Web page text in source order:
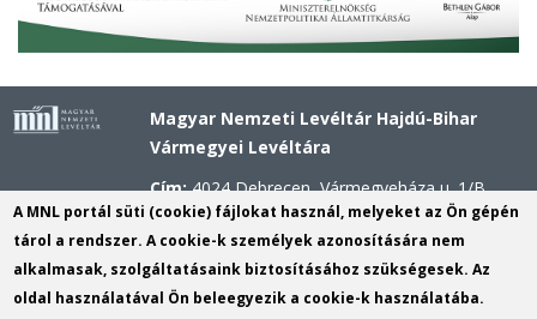
Magyar Nemzeti Levéltár Hajdú-Bihar
Vármegyei Levéltára
Cím:4024 Debrecen, Vármegyeháza u. 1/B.
Telefon:+36 52 503 296 (Titkárság), +36 52
503 297 (Kutatószolgálat)
Mobil:+36 20 311 4621 (Központi Kutató), +36
20 311 2556 (Kossuth utcai Kutató), +36 30 637
A MNL portál süti (cookie) fájlokat használ, melyeket az Ön gépén
tárol a rendszer. A cookie-k személyek azonosítására nem
alkalmasak, szolgáltatásaink biztosításához szükségesek. Az
oldal használatával Ön beleegyezik a cookie-k használatába.